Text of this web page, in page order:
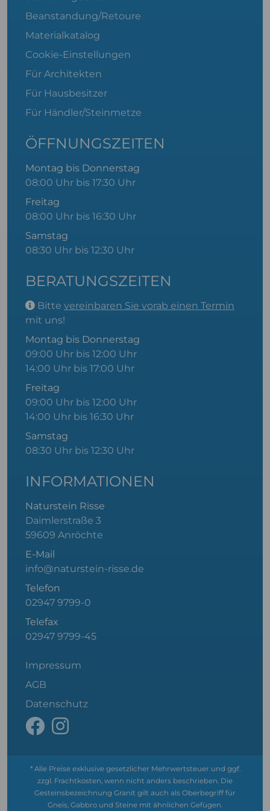
Beanstandung/Retoure
Materialkatalog
Cookie-Einstellungen
Für Architekten
Für Hausbesitzer
Für Händler/Steinmetze
ÖFFNUNGSZEITEN
Montag bis Donnerstag
08:00 Uhr bis 17:30 Uhr
Freitag
08:00 Uhr bis 16:30 Uhr
Samstag
08:30 Uhr bis 12:30 Uhr
BERATUNGSZEITEN
Bitte vereinbaren Sie vorab einen Termin
mit uns!
Montag bis Donnerstag
09:00 Uhr bis 12:00 Uhr
14:00 Uhr bis 17:00 Uhr
Freitag
09:00 Uhr bis 12:00 Uhr
14:00 Uhr bis 16:30 Uhr
Samstag
08:30 Uhr bis 12:30 Uhr
INFORMATIONEN
Naturstein Risse
Daimlerstraße 3
59609 Anröchte
E-Mail
info@naturstein-risse.de
Telefon
02947 9799-0
Telefax
02947 9799-45
Impressum
AGB
Datenschutz
* Alle Preise exklusive gesetzlicher Mehrwertsteuer und ggf.
zzgl. Frachtkosten, wenn nicht anders beschrieben. Die
Gesteinsbezeichnung Granit gilt auch als Oberbegriff für
Gneis, Gabbro und Steine mit ähnlichen Gefügen.